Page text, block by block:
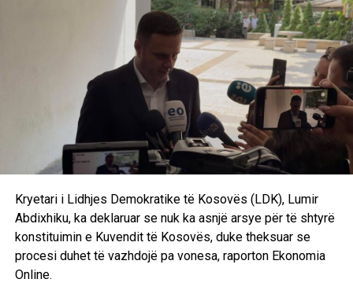
Bashkëpunim akademik ndërmjet UBT-së dhe Dicle
University në kuadër të Erasmus+ Staff Mobility
Profesorët e UBT-së publikojnë punim shkencor mbi
sigurinë kombëtare në revistë të indeksuar në Scopus
Kryetari i Lidhjes Demokratike të Kosovës (LDK), Lumir
Abdixhiku, ka deklaruar se nuk ka asnjë arsye për të shtyrë
konstituimin e Kuvendit të Kosovës, duke theksuar se
procesi duhet të vazhdojë pa vonesa, raporton Ekonomia
Online.